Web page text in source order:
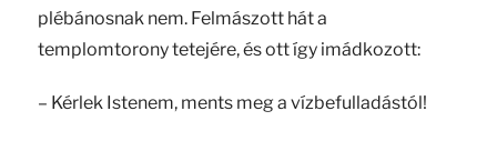
plébánosnak nem. Felmászott hát a
templomtorony tetejére, és ott így imádkozott:
– Kérlek Istenem, ments meg a vízbefulladástól!